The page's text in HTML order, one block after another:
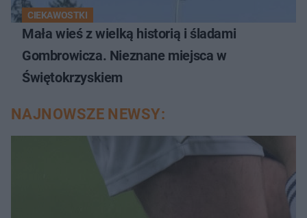
CIEKAWOSTKI
Mała wieś z wielką historią i śladami
Gombrowicza. Nieznane miejsca w
Świętokrzyskiem
NAJNOWSZE NEWSY: